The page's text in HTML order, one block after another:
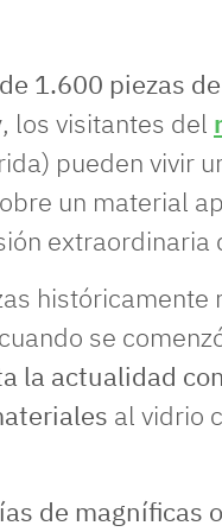
1.600 piezas
, los visitantes del
pueden vivir
un material
extraordinaria
históricamente
se
la actualidad
al vidrio
de magníficas